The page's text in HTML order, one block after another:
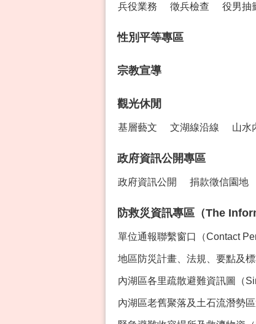
兵役業務 徵兵檢查 役男抽
性別平等專區
宗教宣導
觀光休閒
基層藝文 文湖線沿線 山水
政府資訊公開專區
政府資訊公開 捐款徵信園地
防救災資訊專區（The
單位通報聯繫窗口（Contact
地區防災計畫、法規、要點及
內湖區各里疏散避難資訊圖（
內湖區老舊聚落及土石流潛勢